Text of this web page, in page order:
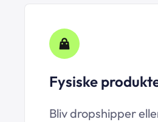
Fysiske
Bliv dropshipper